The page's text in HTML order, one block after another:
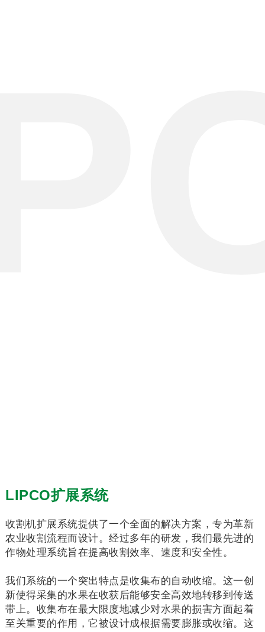
LIPCO扩展系统
收割机扩展系统提供了一个全面的解决方案，专为革新
农业收割流程而设计。经过多年的研发，我们最先进的
作物处理系统旨在提高收割效率、速度和安全性。
我们系统的一个突出特点是收集布的自动收缩。这一创
新使得采集的水果在收获后能够安全高效地转移到传送
带上。收集布在最大限度地减少对水果的损害方面起着
至关重要的作用，它被设计成根据需要膨胀或收缩。这